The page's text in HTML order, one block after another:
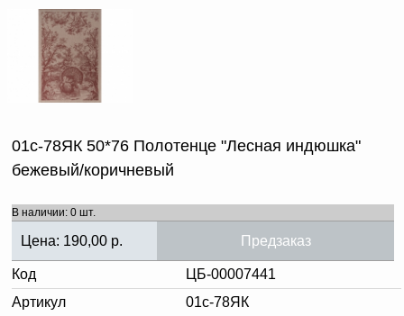
01с-78ЯК 50*76 Полотенце "Лесная индюшка"
бежевый/коричневый
В наличии: 0 шт.
Цена: 190,00 р. Предзаказ
Код
ЦБ-00007441
Артикул
01с-78ЯК